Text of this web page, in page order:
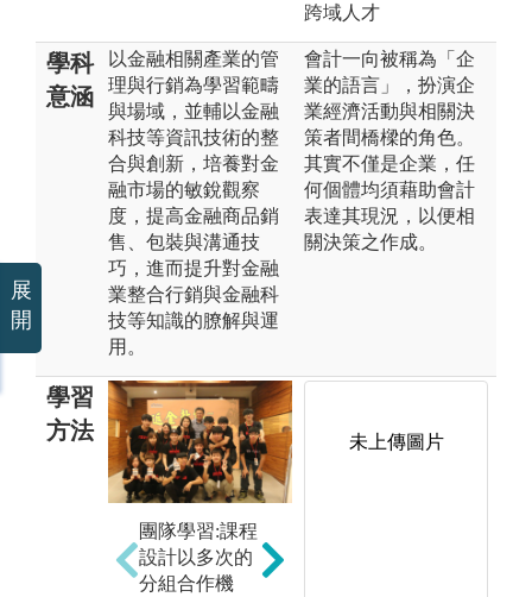
跨域人才
學科
意涵
以金融相關產業的管
理與行銷為學習範疇
與場域，並輔以金融
科技等資訊技術的整
合與創新，培養對金
融市場的敏銳觀察
度，提高金融商品銷
售、包裝與溝通技
巧，進而提升對金融
業整合行銷與金融科
技等知識的膫解與運
用。
會計一向被稱為「企
業的語言」，扮演企
業經濟活動與相關決
策者間橋樑的角色。
其實不僅是企業，任
何個體均須藉助會計
表達其現況，以便相
關決策之作成。
學習
方法
團隊學習:課程
設計以多次的
分組合作機
未上傳圖片
展
開